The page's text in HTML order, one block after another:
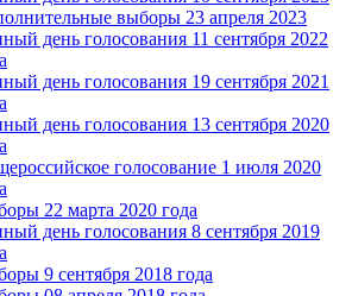
выборы 23 апреля 2023
день голосования 11 сентября 2022
день голосования 19 сентября 2021
день голосования 13 сентября 2020
голосование 1 июля 2020
22 марта 2020 года
день голосования 8 сентября 2019
9 сентября 2018 года